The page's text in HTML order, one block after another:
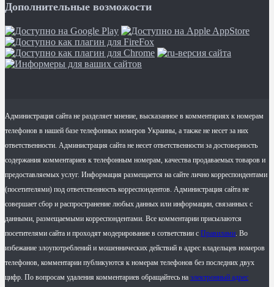
Дополнительные возможости
Администрация сайта не разделяет мнение, высказанное в комментариях к номерам
телефонов в нашей базе телефонных номеров Украины, а также не несет за них
ответственности. Администрация сайта не несет ответственности за достоверность
содержания комментариев к телефонным номерам, качества продаваемых товаров и
предоставляемых услуг. Информация размещается на сайте лично корреспондентами
(посетителями) под ответственность корреспондентов. Администрация сайта не
совершает сбор и распространение любых данных или информации, связанных с
данными, размещаемыми корреспондентами. Все комментарии присылаются
посетителями сайта и проходят модерирование в сответствии с Правилами. Во
избежание злоупотреблений и мошеннических действий в адрес владельцев номеров
телефонов, комментарии публикуются к номерам телефонов без последних двух
цифр. По вопросам удаления комментариев обращайтесь на электронный адрес